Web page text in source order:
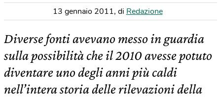
13 gennaio 2011, di Redazione
Diverse fonti avevano messo in guardia
sulla possibilità che il 2010 avesse potuto
diventare uno degli anni più caldi
nell’intera storia delle rilevazioni della